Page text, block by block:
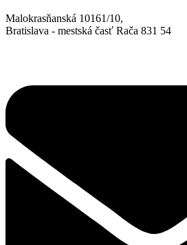
Malokrasňanská 10161/10,
Bratislava - mestská časť Rača 831 54